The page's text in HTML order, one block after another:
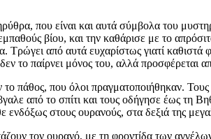
που είναι και αυτά σύμβολα του
βίου, και την καθάρισε με το
από αυτά ευχαρίστως γιατί
το παίρνει μόνος του, αλλά προσφέρεται
το πάθος, που όλοι πραγματοποιήθηκαν.
από το σπίτι και τους οδήγησε έως τη
ενδόξως στους ουρανούς, στα δεξιά της
τον ουρανό, με τη φροντίδα των